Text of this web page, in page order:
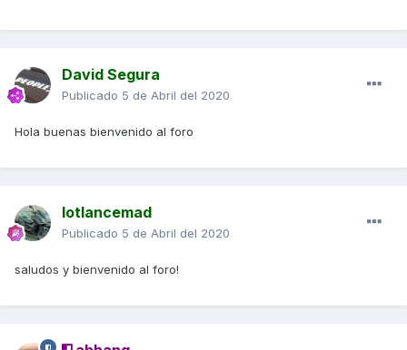
David Segura
Publicado 5 de Abril del 2020
Hola buenas bienvenido al foro
lotlancemad
Publicado 5 de Abril del 2020
saludos y bienvenido al foro!